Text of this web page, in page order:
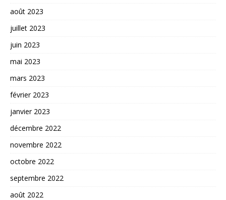
août 2023
juillet 2023
juin 2023
mai 2023
mars 2023
février 2023
janvier 2023
décembre 2022
novembre 2022
octobre 2022
septembre 2022
août 2022